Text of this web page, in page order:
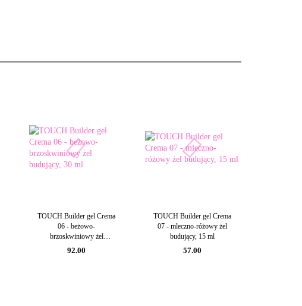
TOUCH Builder gel Crema
06 - beżowo-
brzoskwiniowy żel
budujący, 30 ml
92.00
TOUCH Builder gel Crema
07 - mleczno-różowy żel
budujący, 15 ml
57.00